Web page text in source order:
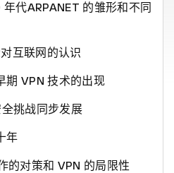
代ARPANET 的雏形和不同
互联网的认识
期 VPN 技术的出现
挑战同步发展
年
的对策和 VPN 的局限性